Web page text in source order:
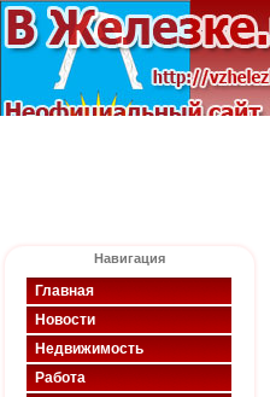
Навигация
Главная
Новости
Недвижимость
Работа